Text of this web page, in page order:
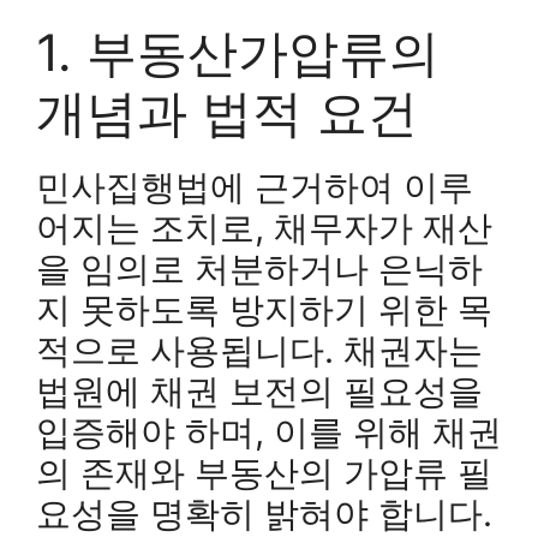
1. 부동산가압류의
개념과 법적 요건
민사집행법에 근거하여 이루
어지는 조치로, 채무자가 재산
을 임의로 처분하거나 은닉하
지 못하도록 방지하기 위한 목
적으로 사용됩니다. 채권자는
법원에 채권 보전의 필요성을
입증해야 하며, 이를 위해 채권
의 존재와 부동산의 가압류 필
요성을 명확히 밝혀야 합니다.